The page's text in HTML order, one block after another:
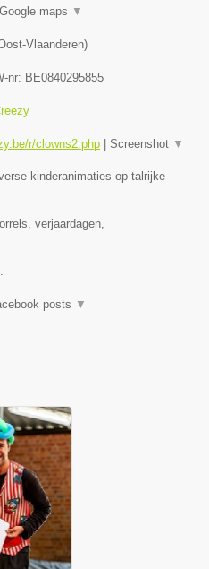
Google maps ▼
Vlaanderen)
nr: BE0840295855
r/clowns2.php Screenshot ▼
kinderanimaties op talrijke
verjaardagen,
posts ▼